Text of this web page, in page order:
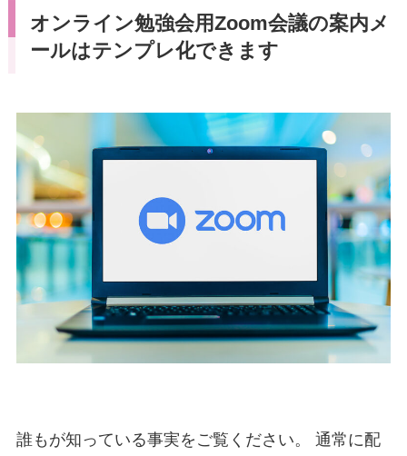
オンライン勉強会用Zoom会議の案内メ
ールはテンプレ化できます
誰もが知っている事実をご覧ください。 通常に配